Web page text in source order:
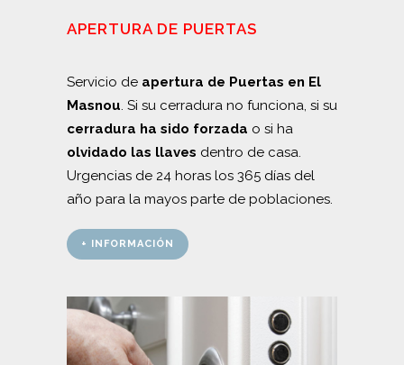
APERTURA DE PUERTAS
Servicio de apertura de Puertas en El
Masnou. Si su cerradura no funciona, si su
cerradura ha sido forzada o si ha
olvidado las llaves dentro de casa.
Urgencias de 24 horas los 365 días del
año para la mayos parte de poblaciones.
+ INFORMACIÓN